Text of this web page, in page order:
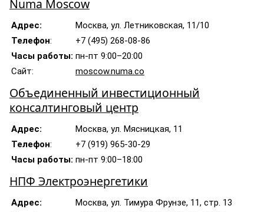
Numa Moscow
Адрес:
Москва, ул. Летниковская, 11/10
Телефон:
+7 (495) 268-08-86
Часы работы: пн-пт 9:00–20:00
Сайт:
moscow.numa.co
Объединенный инвестиционный
консалтинговый центр
Адрес:
Москва, ул. Мясницкая, 11
Телефон:
+7 (919) 965-30-29
Часы работы: пн-пт 9:00–18:00
НПФ Электроэнергетики
Адрес:
Москва, ул. Тимура Фрунзе, 11, стр. 13